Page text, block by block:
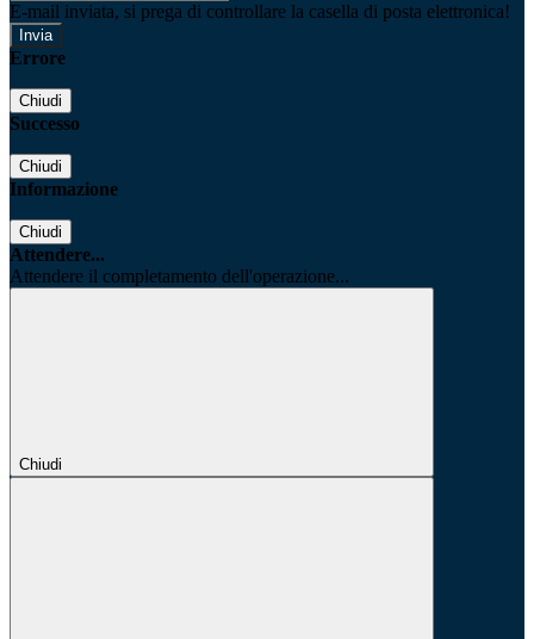
E-mail inviata, si prega di controllare la casella di posta elettronica!
Errore
Chiudi
Successo
Chiudi
Informazione
Chiudi
Attendere...
Attendere il completamento dell'operazione...
Chiudi